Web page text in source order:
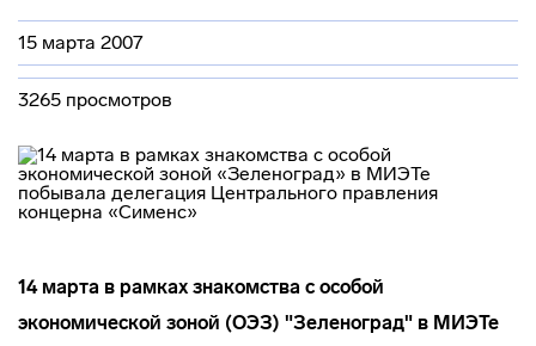
15 марта 2007
3265 просмотров
14 марта в рамках знакомства с особой
экономической зоной (ОЭЗ) "Зеленоград" в МИЭТе